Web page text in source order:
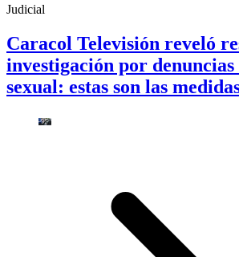
Judicial
Caracol Televisión reveló
investigación por denuncias
sexual: estas son las